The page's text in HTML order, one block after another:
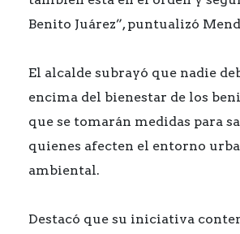
Benito Juárez”, puntualizó
El alcalde subrayó que nadie
encima del bienestar de los
que se tomarán medidas para
quienes afecten el entorno
ambiental.
Destacó que su iniciativa